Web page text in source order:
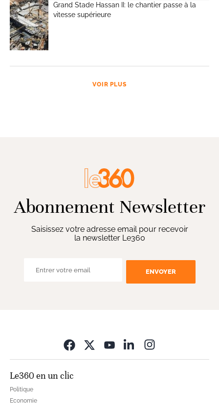
Grand Stade Hassan II: le chantier passe à la
vitesse supérieure
VOIR PLUS
Abonnement Newsletter
Saisissez votre adresse email pour recevoir
la newsletter Le360
ENVOYER
Le360 en un clic
Politique
Economie